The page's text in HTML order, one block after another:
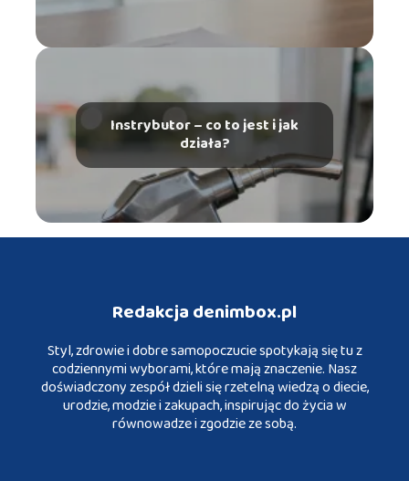
Instrybutor – co to jest i jak
działa?
Redakcja denimbox.pl
Styl, zdrowie i dobre samopoczucie spotykają się tu z
codziennymi wyborami, które mają znaczenie. Nasz
doświadczony zespół dzieli się rzetelną wiedzą o diecie,
urodzie, modzie i zakupach, inspirując do życia w
równowadze i zgodzie ze sobą.